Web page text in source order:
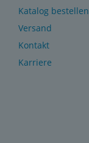
Katalog bestellen
Versand
Kontakt
Karriere